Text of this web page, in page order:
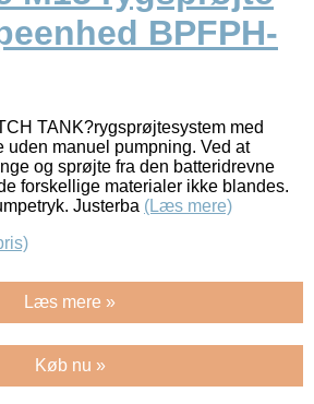
BPFPH-
TANK?rygsprøjtesystem med
uden manuel pumpning. Ved at
og sprøjte fra den batteridrevne
forskellige materialer ikke blandes.
Justerba (Læs mere)
Læs mere »
Køb nu »